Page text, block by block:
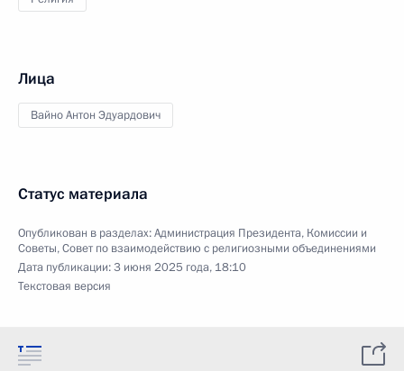
Лица
Вайно Антон Эдуардович
Статус материала
Опубликован в разделах:Администрация Президента, Комиссии и
Советы,Совет по взаимодействию с религиозными объединениями
Дата публикации:3 июня 2025 года, 18:10
Текстовая версия